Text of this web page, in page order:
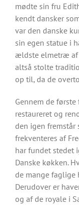
mødte sin fru
kendt dansker
var den danske
sin egen statue i
ældste elmetræ af
altså stolte
op til, da de
Gennem de
restaureret og
den igen fremstår
frekventeres af
har fundet stedet
Danske køkken.
de mange
Derudover er
og af de royale i